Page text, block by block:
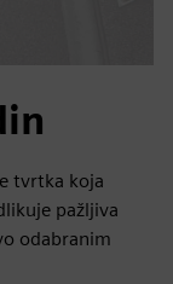
tvrtka koja
pažljiva
odabranim